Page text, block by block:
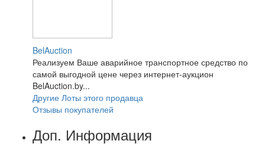
BelAuction
Реализуем Ваше аварийное транспортное средство по
самой выгодной цене через интернет-аукцион
BelAuction.by...
Другие Лоты этого продавца
Отзывы покупателей
Доп. Информация